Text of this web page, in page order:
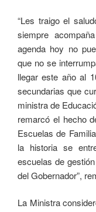
“Les traigo el
siempre
agenda hoy no
que no se
llegar este año al
secundarias que
ministra de
remarcó el hecho
Escuelas de
la historia se
escuelas de
del Gobernador”,
La Ministra